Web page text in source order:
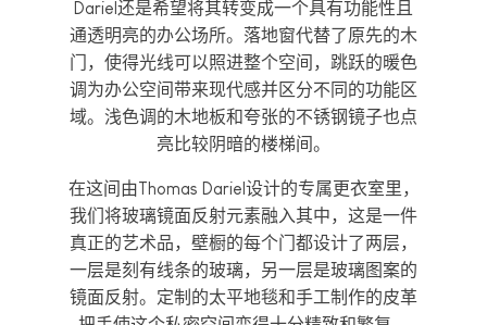
Dariel还是希望将其转变成一个具有功能性且
通透明亮的办公场所。落地窗代替了原先的木
门，使得光线可以照进整个空间，跳跃的暖色
调为办公空间带来现代感并区分不同的功能区
域。浅色调的木地板和夸张的不锈钢镜子也点
亮比较阴暗的楼梯间。
在这间由Thomas Dariel设计的专属更衣室里，
我们将玻璃镜面反射元素融入其中，这是一件
真正的艺术品，壁橱的每个门都设计了两层，
一层是刻有线条的玻璃，另一层是玻璃图案的
镜面反射。定制的太平地毯和手工制作的皮革